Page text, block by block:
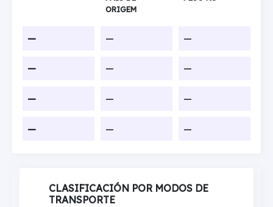
ORIGEM
— — —
— — —
— — —
— — —
CLASIFICACIÓN POR MODOS DE
TRANSPORTE